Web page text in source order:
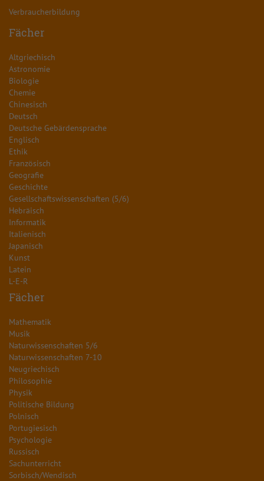
Verbraucherbildung
Fächer
Altgriechisch
Astronomie
Biologie
Chemie
Chinesisch
Deutsch
Deutsche Gebärdensprache
Englisch
Ethik
Französisch
Geografie
Geschichte
Gesellschaftswissenschaften (5/6)
Hebräisch
Informatik
Italienisch
Japanisch
Kunst
Latein
L-E-R
Fächer
Mathematik
Musik
Naturwissenschaften 5/6
Naturwissenschaften 7-10
Neugriechisch
Philosophie
Physik
Politische Bildung
Polnisch
Portugiesisch
Psychologie
Russisch
Sachunterricht
Sorbisch/Wendisch